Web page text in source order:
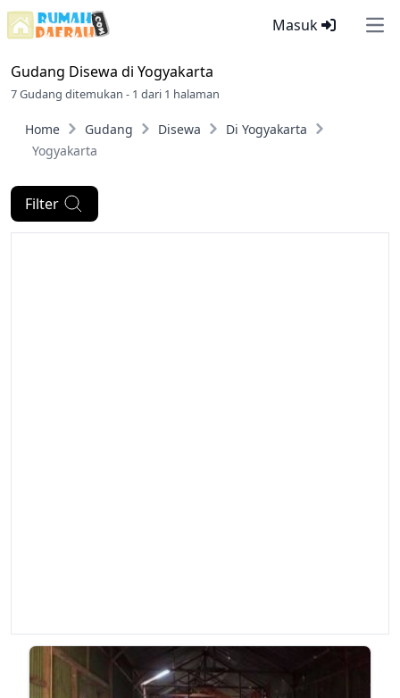
Masuk
Gudang Disewa di Yogyakarta
7 Gudang ditemukan - 1 dari 1 halaman
Home Gudang Disewa
Di Yogyakarta
Yogyakarta
Filter